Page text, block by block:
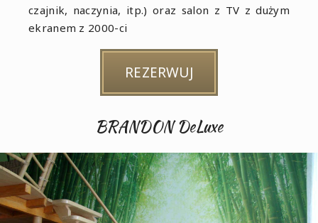
czajnik, naczynia, itp.) oraz salon z TV z dużym
ekranem z 2000-ci
REZERWUJ
BRANDON DeLuxe